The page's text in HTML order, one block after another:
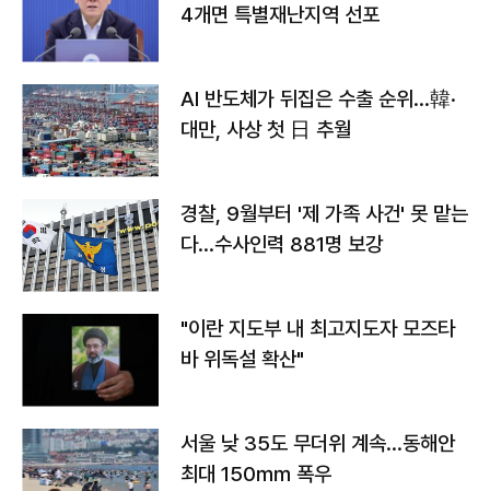
4개면 특별재난지역 선포
AI 반도체가 뒤집은 수출 순위…韓·
대만, 사상 첫 日 추월
경찰, 9월부터 '제 가족 사건' 못 맡는
다…수사인력 881명 보강
"이란 지도부 내 최고지도자 모즈타
바 위독설 확산"
서울 낮 35도 무더위 계속…동해안
최대 150㎜ 폭우